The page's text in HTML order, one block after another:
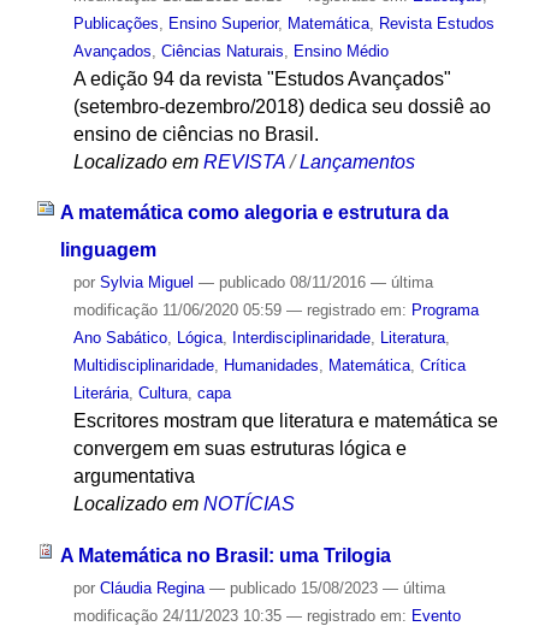
Publicações
Ensino Superior, Matemática, Revista Estudos
Avançados Ciências Naturais Ensino Médio
A edição 94 da revista "Estudos Avançados"
(setembro-dezembro/2018) dedica seu dossiê ao
ensino de ciências no Brasil.
Localizado em REVISTA /Lançamentos
A matemática como alegoria e estrutura da
linguagem
por Sylvia Miguel — publicado08/11/2016 — última
modificação11/06/2020 05:59 — registrado em: Programa
Ano Sabático, Lógica, Interdisciplinaridade, Literatura,
Multidisciplinaridade, Humanidades, Matemática, Crítica
Literária, Cultura, capa
Escritores mostram que literatura e matemática se
convergem em suas estruturas lógica e
argumentativa
Localizado em NOTÍCIAS
A Matemática no Brasil: uma Trilogia
por Cláudia Regina — publicado15/08/2023 — última
modificação24/11/2023 10:35 — registrado em: Evento